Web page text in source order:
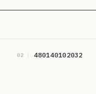
02 480140102032